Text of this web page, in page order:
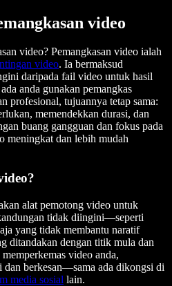
video
video? Pemangkasan video ialah
video. Ia bermaksud
daripada fail video untuk hasil
anda gunakan pemangkas
profesional, tujuannya tetap sama:
memendekkan durasi, dan
buang gangguan dan fokus pada
meningkat dan lebih mudah
alat pemotong video untuk
tidak diingini—seperti
yang tidak membantu naratif
ditandakan dengan titik mula dan
video anda,
berkesan—sama ada dikongsi di
media sosial lain.